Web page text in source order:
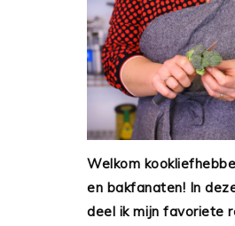
Welkom
en bakfanaten! In
deel ik mijn favoriete